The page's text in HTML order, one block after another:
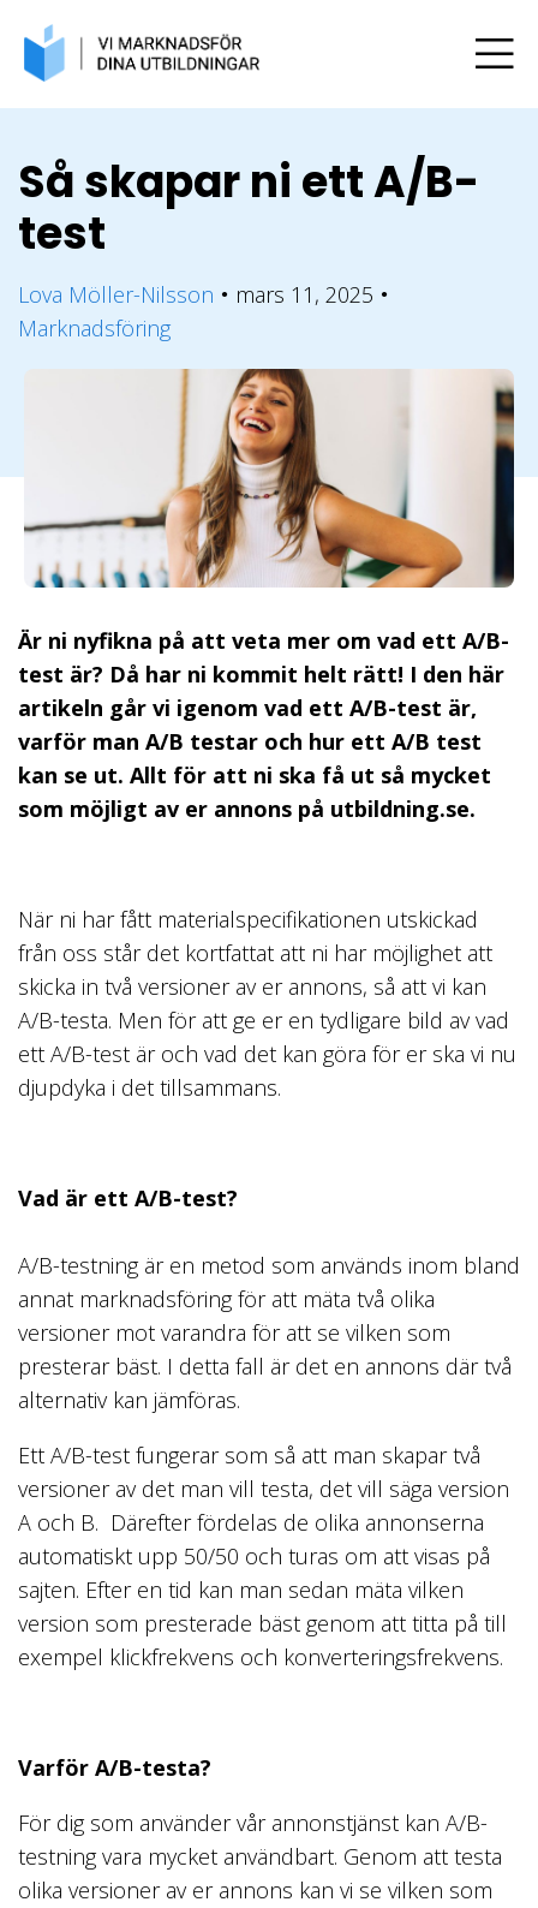
Så skapar ni ett A/B-
test
Lova Möller-Nilsson ● mars 11, 2025 ●
Marknadsföring
Är ni nyfikna på att veta mer om vad ett A/B-
test är? Då har ni kommit helt rätt! I den här
artikeln går vi igenom vad ett A/B-test är,
varför man A/B testar och hur ett A/B test
kan se ut. Allt för att ni ska få ut så mycket
som möjligt av er annons på utbildning.se.
När ni har fått materialspecifikationen utskickad
från oss står det kortfattat att ni har möjlighet att
skicka in två versioner av er annons, så att vi kan
A/B-testa. Men för att ge er en tydligare bild av vad
ett A/B-test är och vad det kan göra för er ska vi nu
djupdyka i det tillsammans.
Vad är ett A/B-test?
A/B-testning är en metod som används inom bland
annat marknadsföring för att mäta två olika
versioner mot varandra för att se vilken som
presterar bäst. I detta fall är det en annons där två
alternativ kan jämföras.
Ett A/B-test fungerar som så att man skapar två
versioner av det man vill testa, det vill säga version
A och B. Därefter fördelas de olika annonserna
automatiskt upp 50/50 och turas om att visas på
sajten. Efter en tid kan man sedan mäta vilken
version som presterade bäst genom att titta på till
exempel klickfrekvens och konverteringsfrekvens.
Varför A/B-testa?
För dig som använder vår annonstjänst kan A/B-
testning vara mycket användbart. Genom att testa
olika versioner av er annons kan vi se vilken som